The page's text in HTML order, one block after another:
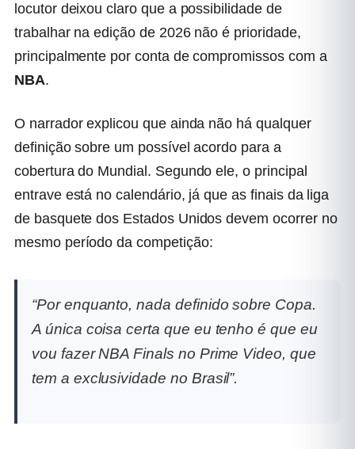
locutor deixou claro que a possibilidade de
trabalhar na edição de 2026 não é prioridade,
principalmente por conta de compromissos com a
NBA.
O narrador explicou que ainda não há qualquer
definição sobre um possível acordo para a
cobertura do Mundial. Segundo ele, o principal
entrave está no calendário, já que as finais da liga
de basquete dos Estados Unidos devem ocorrer no
mesmo período da competição:
“Por enquanto, nada definido sobre Copa.
A única coisa certa que eu tenho é que eu
vou fazer NBA Finals no Prime Video, que
tem a exclusividade no Brasil”.